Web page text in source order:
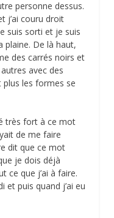
personne dessus.
j’ai couru droit
suis sorti et je suis
plaine. De là haut,
des carrés noirs et
avec des
plus les formes se
très fort à ce mot
de me faire
dit que ce mot
je dois déjà
ce que j’ai à faire.
et puis quand j’ai eu